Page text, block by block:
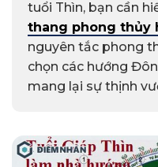
tuổi Thìn, bạn cần
thang phong thủy
nguyên tắc phong
chọn các hướng
mang lại sự thịnh